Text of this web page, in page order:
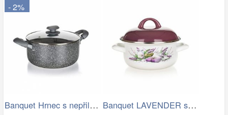
- 2%
Banquet Hrnec s nepřilnavým povrchem… Banquet LAVENDER smaltovaný kastrol 18…